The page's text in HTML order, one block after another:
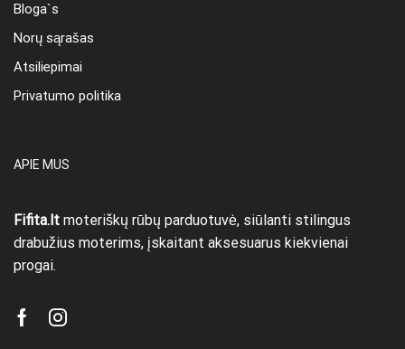
Bloga`s
Norų sąrašas
Atsiliepimai
Privatumo politika
APIE MUS
Fifita.lt moteriškų rūbų parduotuvė, siūlanti stilingus
drabužius moterims, įskaitant aksesuarus kiekvienai
progai.
FacebookInstagram